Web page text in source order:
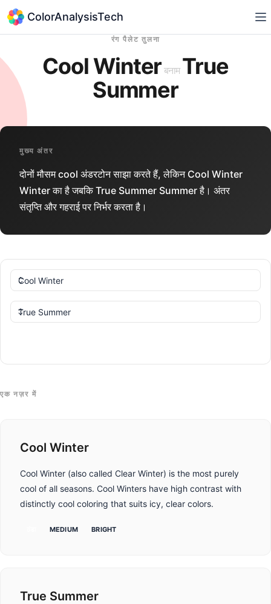
ColorAnalysisTech
रंग पैलेट तुलना
Cool Winter बनाम True
Summer
मुख्य अंतर
दोनों मौसम cool अंडरटोन साझा करते हैं, लेकिन Cool Winter
Winter का है जबकि True Summer Summer है। अंतर
संतृप्ति और गहराई पर निर्भर करता है।
एक नज़र में
Cool Winter
Cool Winter (also called Clear Winter) is the most purely
cool of all seasons. Cool Winters have high contrast with
distinctly cool coloring that suits icy, clear colors.
MEDIUM BRIGHT
True Summer